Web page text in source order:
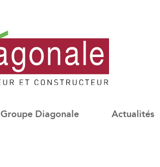
Groupe Diagonale Actualités